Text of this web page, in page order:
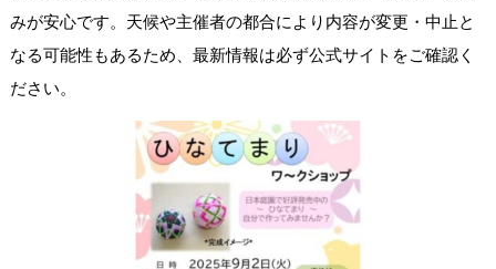
みが安心です。天候や主催者の都合により内容が変更・中止と
なる可能性もあるため、最新情報は必ず公式サイトをご確認く
ださい。